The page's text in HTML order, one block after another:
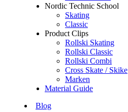
Nordic Technic School
Skating
Classic
Product Clips
Rollski Skating
Rollski Classic
Rollski Combi
Cross Skate / Skike
Marken
Material Guide
Blog